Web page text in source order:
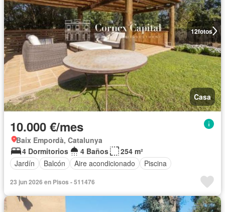
12fotos
Casa
10.000 €/mes
Baix Empordà, Catalunya
4 Dormitorios
4 Baños
254 m²
Jardín
Balcón Aire acondicionado Piscina
23 jun 2026 en Pisos - 511476